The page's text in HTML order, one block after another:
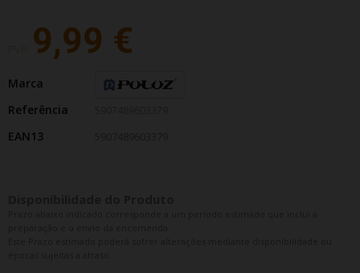
9,99 €
Marca
Referência
EAN13